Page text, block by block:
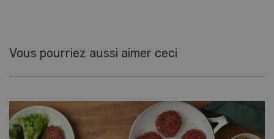
Vous pourriez aussi aimer ceci